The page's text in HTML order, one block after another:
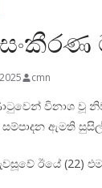
cmn
විනාශ වූ
ඇමති
ඊයේ (22)